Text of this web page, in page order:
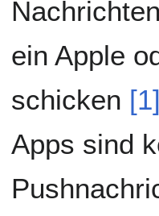
ein Apple
schicken
Apps sind